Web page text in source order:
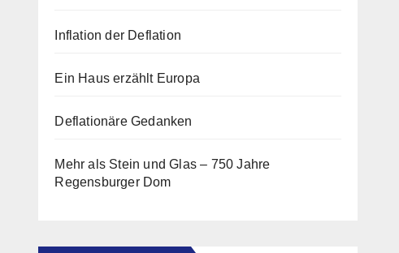
Inflation der Deflation
Ein Haus erzählt Europa
Deflationäre Gedanken
Mehr als Stein und Glas – 750 Jahre
Regensburger Dom